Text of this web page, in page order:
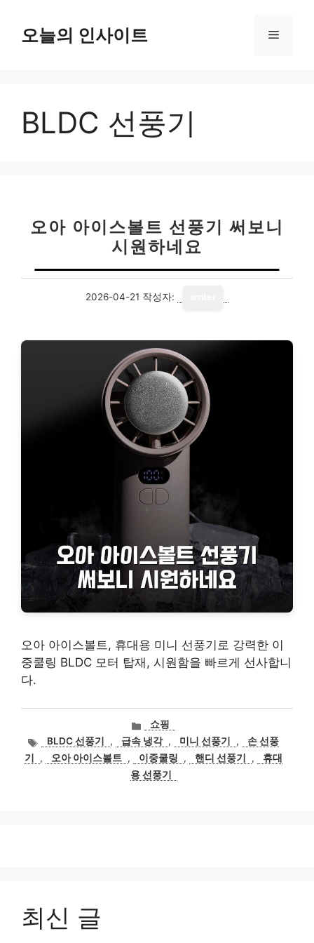
오늘의 인사이트 메
BLDC 선풍기
오아 아이스볼트 선풍기 써보니
시원하네요
2026-04-21 작성자:
오아 아이스볼트, 휴대용 미니 선풍기로 강력한 이
중쿨링 BLDC 모터 탑재, 시원함을 빠르게 선사합니
다.
카
테
고
리
쇼핑
태BLDC 선풍기 , 급속 냉각 , 미니 선풍기 ,
손 선풍
기
, 오아 아이스볼트 , 이중쿨링 , 핸디 선풍기 ,
휴대
용 선풍기
최신 글